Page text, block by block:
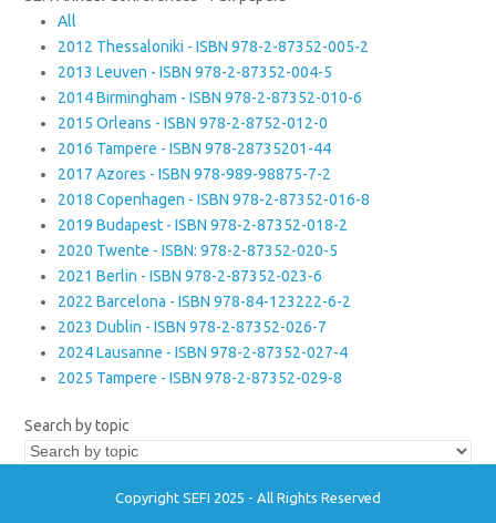
All
2012 Thessaloniki - ISBN 978-2-87352-005-2
2013 Leuven - ISBN 978-2-87352-004-5
2014 Birmingham - ISBN 978-2-87352-010-6
2015 Orleans - ISBN 978-2-8752-012-0
2016 Tampere - ISBN 978-28735201-44
2017 Azores - ISBN 978-989-98875-7-2
2018 Copenhagen - ISBN 978-2-87352-016-8
2019 Budapest - ISBN 978-2-87352-018-2
2020 Twente - ISBN: 978-2-87352-020-5
2021 Berlin - ISBN 978-2-87352-023-6
2022 Barcelona - ISBN 978-84-123222-6-2
2023 Dublin - ISBN 978-2-87352-026-7
2024 Lausanne - ISBN 978-2-87352-027-4
2025 Tampere - ISBN 978-2-87352-029-8
Search by topic
Copyright SEFI 2025 - All Rights Reserved